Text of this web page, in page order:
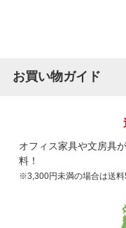
お買い物ガイド
オフィス家具や文房具
料！
※3,300円未満の場合は送料